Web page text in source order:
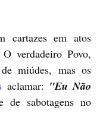
cartazes em atos
verdadeiro Povo,
miúdes, mas os
aclamar: "Eu Não
de sabotagens no